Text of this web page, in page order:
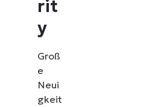
rit
y
Groß
e
Neui
gkeit